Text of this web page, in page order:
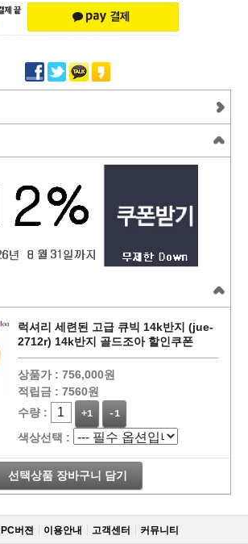
럭셔리 세련된 고급 큐빅 14k반지 (jue-
2712r) 14k반지 골드조아 할인쿠폰
상품가 : 756,000원
적립금 : 7560원
수량 :
+1 -1
색상선택 :
선택상품 장바구니 담기
PC버젼 이용안내 고객센터 커뮤니티